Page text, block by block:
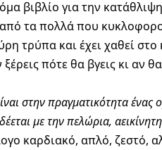
βιβλίο για την
τα πολλά που
τρύπα και έχει χαθεί στο
πότε θα βγεις κι αν
στην πραγματικότητα ένας
με την πελώρια,
καρδιακό, απλό, ζεστό,